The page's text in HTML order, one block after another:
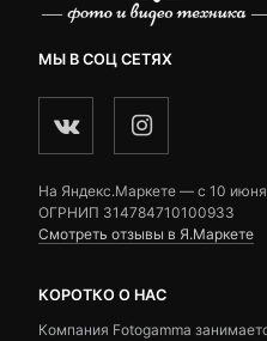
МЫ В СОЦ СЕТЯХ
На Яндекс.Маркете — c 10 июня
ОГРНИП 314784710100933
Смотреть отзывы в Я.Маркете
КОРОТКО О НАС
Компания Fotogamma